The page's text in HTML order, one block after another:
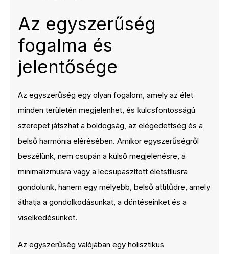
Az egyszerűség
fogalma és
jelentősége
Az egyszerűség egy olyan fogalom, amely az élet
minden területén megjelenhet, és kulcsfontosságú
szerepet játszhat a boldogság, az elégedettség és a
belső harmónia elérésében. Amikor egyszerűségről
beszélünk, nem csupán a külső megjelenésre, a
minimalizmusra vagy a lecsupaszított életstílusra
gondolunk, hanem egy mélyebb, belső attitűdre, amely
áthatja a gondolkodásunkat, a döntéseinket és a
viselkedésünket.
Az egyszerűség valójában egy holisztikus